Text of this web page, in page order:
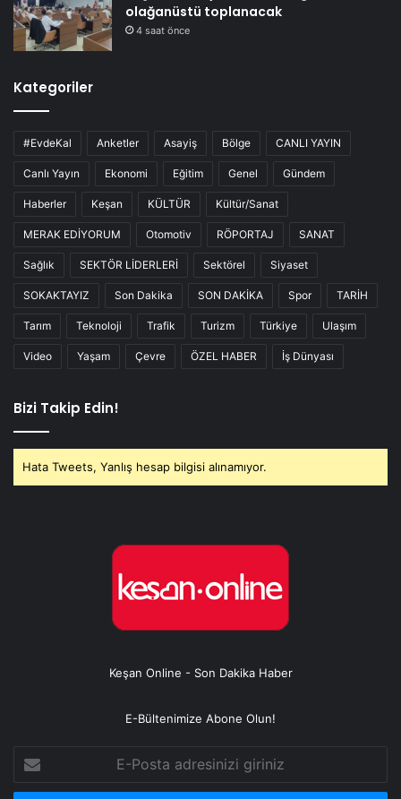
olağanüstü toplanacak
4 saat önce
Kategoriler
#EvdeKal Anketler Asayiş Bölge CANLI YAYIN
Canlı Yayın Ekonomi Eğitim Genel Gündem
Haberler Keşan KÜLTÜR Kültür/Sanat
MERAK EDİYORUM Otomotiv RÖPORTAJ SANAT
Sağlık SEKTÖR LİDERLERİ Sektörel Siyaset
SOKAKTAYIZ Son Dakika SON DAKİKA Spor TARİH
Tarım Teknoloji Trafik Turizm Türkiye Ulaşım
Video Yaşam Çevre ÖZEL HABER İş Dünyası
Bizi Takip Edin!
Hata Tweets, Yanlış hesap bilgisi alınamıyor.
Keşan Online - Son Dakika Haber
E-Bültenimize Abone Olun!
Posta
adresinizi